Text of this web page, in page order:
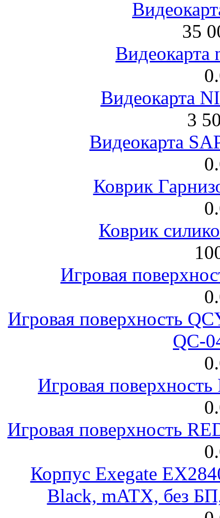
35
Видеокарта
Видеокарта
3
Видеокарта
Коврик
Коврик
Игровая
Игровая поверхность
QC-
Игровая
Игровая поверхность
Корпус Exegate
Black, mATX, без